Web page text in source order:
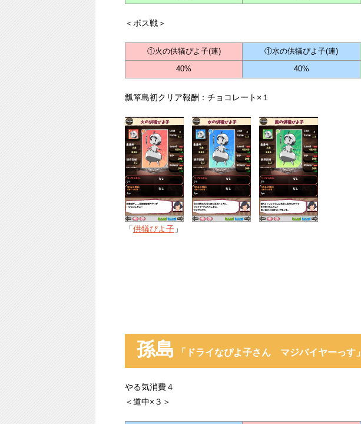
＜ボス戦＞
①火の供犠ぴよ子(連) ①水の供犠ぴよ子(連)
40%
40%
瓢箪島初クリア報酬：チョコレート×１
「供犠ぴよ子 」
孫島 「ドライなぴよ子さん マジバイヤーっす」
やる気消費４
＜道中×３＞